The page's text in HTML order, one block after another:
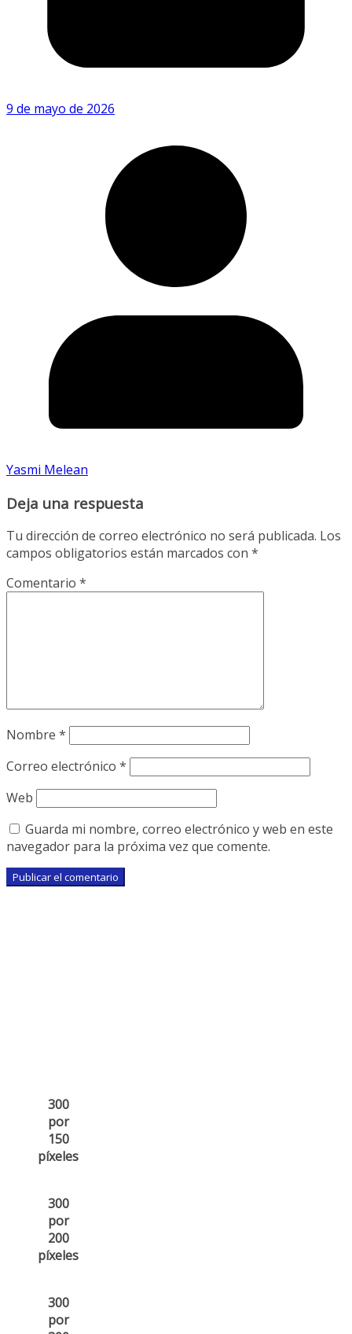
9 de mayo de 2026
Yasmi Melean
Deja una respuesta
Tu dirección de correo electrónico no será publicada. Los
campos obligatorios están marcados con *
Comentario *
Nombre *
Correo electrónico *
Web
Guarda mi nombre, correo electrónico y web en este
navegador para la próxima vez que comente.
300
por
150
píxeles
300
por
200
píxeles
300
por